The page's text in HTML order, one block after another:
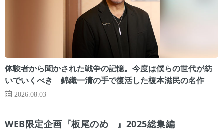
体験者から聞かされた戦争の記憶。今度は僕らの世代が紡
いでいくべき 錦織一清の手で復活した榎本滋民の名作
2026.08.03
WEB限定企画『板尾のめ゙』2025総集編